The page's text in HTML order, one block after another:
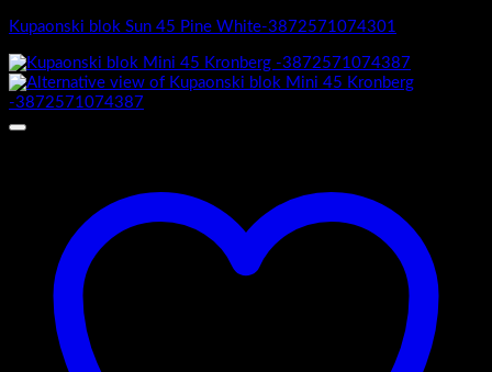
Kupaonski blok Sun 45 Pine White-3872571074301